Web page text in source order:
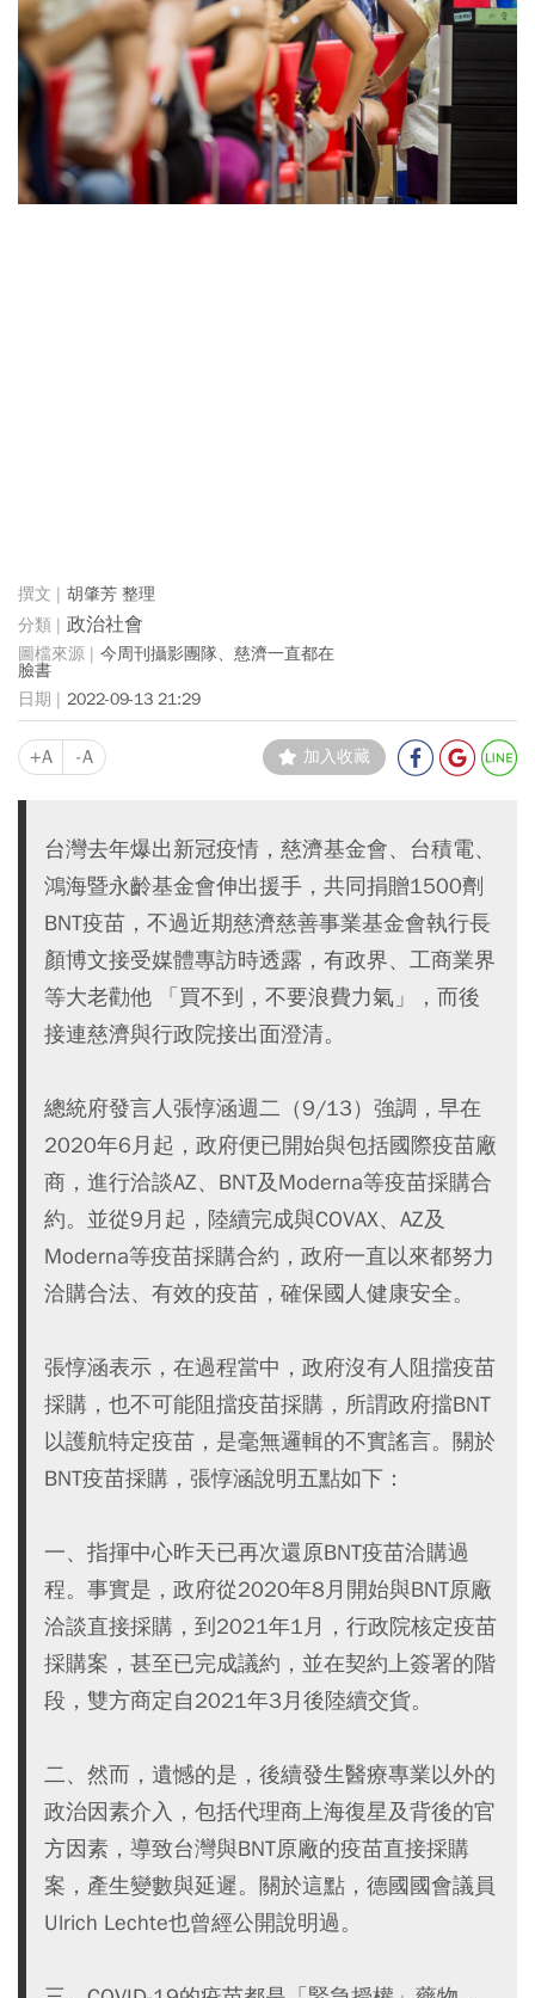
胡肇芳 整理
政治社會
今周刊攝影團隊、慈濟一直都在
臉書
2022-09-13 21:29
+A -A 加入收藏
台灣去年爆出新冠疫情，慈濟基金會、台積電、
鴻海暨永齡基金會伸出援手，共同捐贈1500劑
BNT疫苗，不過近期慈濟慈善事業基金會執行長
顏博文接受媒體專訪時透露，有政界、工商業界
等大老勸他 「買不到，不要浪費力氣」，而後
接連慈濟與行政院接出面澄清。
總統府發言人張惇涵週二（9/13）強調，早在
2020年6月起，政府便已開始與包括國際疫苗廠
商，進行洽談AZ、BNT及Moderna等疫苗採購合
約。並從9月起，陸續完成與COVAX、AZ及
Moderna等疫苗採購合約，政府一直以來都努力
洽購合法、有效的疫苗，確保國人健康安全。
張惇涵表示，在過程當中，政府沒有人阻擋疫苗
採購，也不可能阻擋疫苗採購，所謂政府擋BNT
以護航特定疫苗，是毫無邏輯的不實謠言。關於
BNT疫苗採購，張惇涵說明五點如下：
一、指揮中心昨天已再次還原BNT疫苗洽購過
程。事實是，政府從2020年8月開始與BNT原廠
洽談直接採購，到2021年1月，行政院核定疫苗
採購案，甚至已完成議約，並在契約上簽署的階
段，雙方商定自2021年3月後陸續交貨。
二、然而，遺憾的是，後續發生醫療專業以外的
政治因素介入，包括代理商上海復星及背後的官
方因素，導致台灣與BNT原廠的疫苗直接採購
案，產生變數與延遲。關於這點，德國國會議員
Ulrich Lechte也曾經公開說明過。